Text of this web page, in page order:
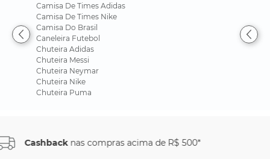
Camisa De Times Adidas
Camisa De Times Nike
Camisa Do Brasil
Caneleira Futebol
Chuteira Adidas
Chuteira Messi
Chuteira Neymar
Chuteira Nike
Chuteira Puma
Parcele em até